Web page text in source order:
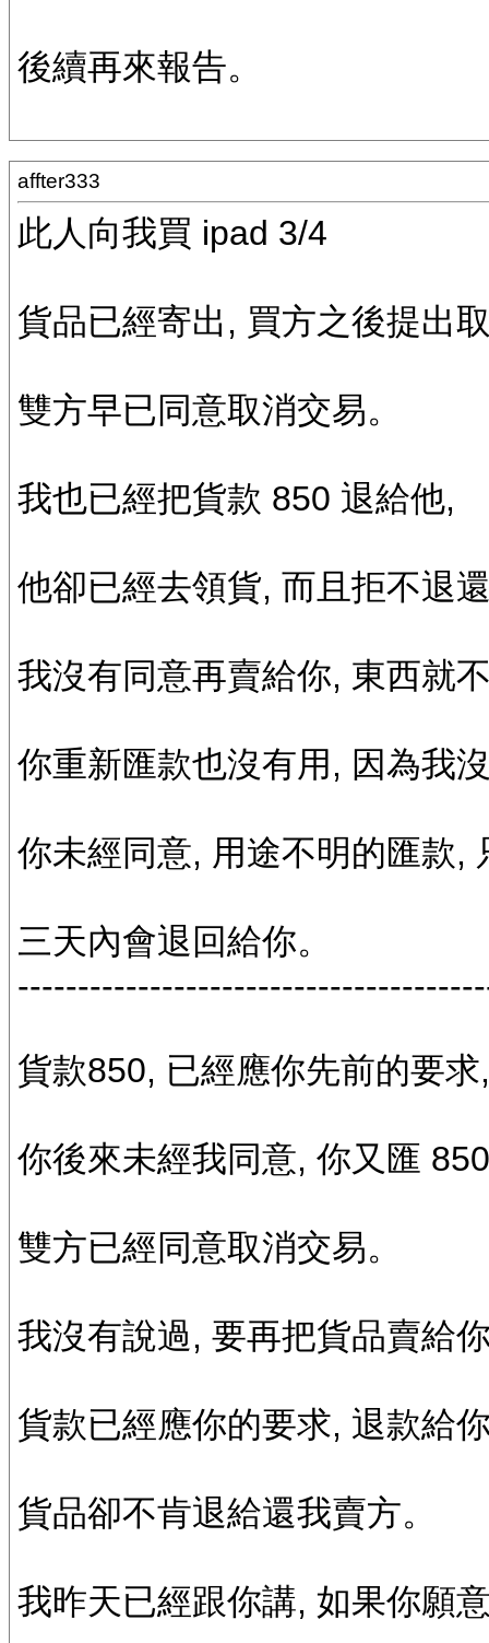
後續再來報告。
affter333
此人向我買 ipad 3/4
貨品已經寄出, 買方之後提出
雙方早已同意取消交易。
我也已經把貨款 850 退給他,
他卻已經去領貨, 而且拒不退
我沒有同意再賣給你, 東西就
你重新匯款也沒有用, 因為我
你未經同意, 用途不明的匯款,
三天內會退回給你。
貨款850, 已經應你先前的要
你後來未經我同意, 你又匯
雙方已經同意取消交易。
我沒有說過, 要再把貨品賣給
貨款已經應你的要求, 退款給
貨品卻不肯退給還我賣方。
我昨天已經跟你講, 如果你願